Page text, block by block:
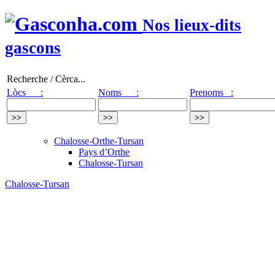
Nos lieux-dits
gascons
Recherche / Cèrca...
Lòcs :
Noms : Prenoms :
Chalosse-Orthe-Tursan
Pays d’Orthe
Chalosse-Tursan
Chalosse-Tursan